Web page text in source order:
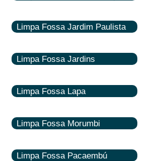
Limpa Fossa Jardim Paulista
Limpa Fossa Jardins
Limpa Fossa Lapa
Limpa Fossa Morumbi
Limpa Fossa Pacaembú